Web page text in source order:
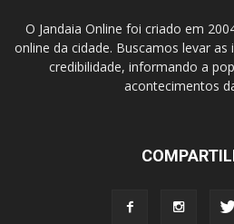
O Jandaia Online foi criado em
online da cidade. Buscamos levar
credibilidade, informando a
acontecimentos